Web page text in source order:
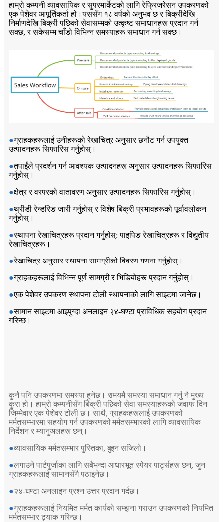
हाम्रो कम्पनी व्यावसायिक र सुपरमार्केटको लागि रेफ्रिजरेसन उपकरणको
एक पेशेवर आपूर्तिकर्ता हो।यससँग १८ वर्षको अनुभव छ र बिक्रीदेखि
निर्माणदेखि बिक्री पछिको सेवासम्मको उत्कृष्ट समाधानहरू प्रदान गर्न
सक्छ, र सकेसम्म चाँडो विभिन्न समस्याहरू समाधान गर्न सक्छ।
●ग्राहकहरूलाई उनीहरूको रेखाचित्र अनुसार छनौट गर्न उपयुक्त
उत्पादनहरू सिफारिस गर्नुहोस्।
●तपाईंले प्रदर्शन गर्न आवश्यक उत्पादनहरू अनुसार उत्पादनहरू सिफारिस
गर्नुहोस्।
●क्षेत्र र वरपरको वातावरण अनुसार उत्पादनहरू सिफारिस गर्नुहोस्।
●थ्रीडी रेन्डरिङ जारी गर्नुहोस् र विशेष बिक्री प्रभावहरूको पूर्वावलोकन
गर्नुहोस्।
●स्थापना रेखाचित्रहरू प्रदान गर्नुहोस्: पाइपिङ रेखाचित्रहरू र विद्युतीय
रेखाचित्रहरू।
●रेखाचित्र अनुसार स्थापना सामग्रीको विवरण गणना गर्नुहोस्।
●ग्राहकहरूलाई विभिन्न पूर्ण सामग्री र भिडियोहरू प्रदान गर्नुहोस्।
●एक पेशेवर उपकरण स्थापना टोली स्थापनाको लागि साइटमा जानेछ।
●सामान साइटमा आइपुग्दा अनलाइन २४-घण्टा प्राविधिक सहयोग प्रदान
गरिन्छ।
कुनै पनि उपकरणमा समस्या हुनेछ। समयमै समस्या समाधान गर्नु नै मुख्य
कुरा हो। हाम्रो कम्पनीसँग बिक्री पछिको सेवा समस्याहरूको जवाफ दिन
जिम्मेवार एक पेशेवर टोली छ। साथै, ग्राहकहरूलाई उपकरणको
मर्मतसम्भारमा सहयोग गर्न उपकरणको मर्मतसम्भारको लागि व्यावसायिक
निर्देशन र म्यानुअलहरू छन्।
●व्यावसायिक मर्मतसम्भार पुस्तिका, बुझ्न सजिलो।
●लगाउने पार्टपुर्जाका लागि सबैभन्दा आधारभूत स्पेयर पार्ट्सहरू छन्, जुन
ग्राहकहरूलाई सामानसँगै पठाइनेछ।
●२४-घण्टा अनलाइन प्रश्न उत्तर प्रदान गर्दछ।
●ग्राहकहरूलाई नियमित मर्मत कार्यको सम्झना गराउन उपकरणको नियमित
मर्मतसम्भार ट्र्याक गरिन्छ।